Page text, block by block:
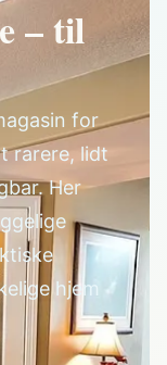
– til
for
rarere, lidt
Her
hjem